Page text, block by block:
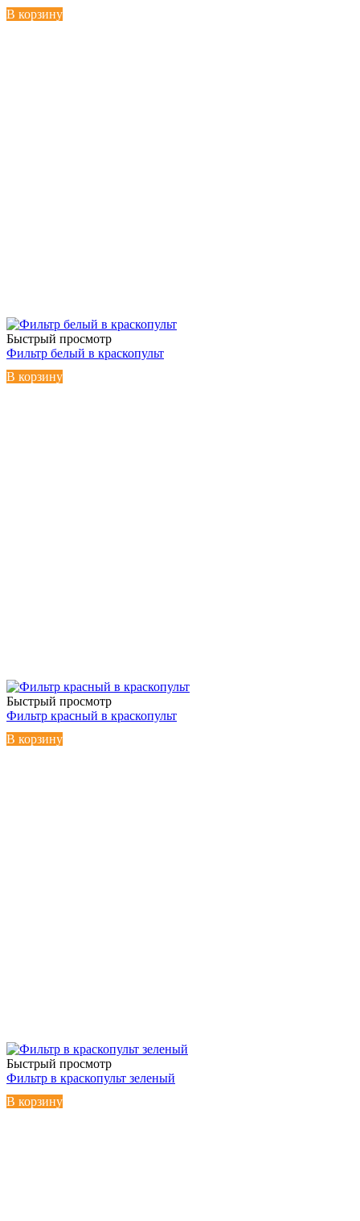
В корзину
Быстрый просмотр
Фильтр белый в краскопульт
В корзину
Быстрый просмотр
Фильтр красный в краскопульт
В корзину
Быстрый просмотр
Фильтр в краскопульт зеленый
В корзину